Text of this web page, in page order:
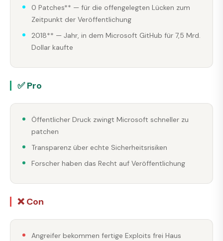
0 Patches** — für die offengelegten Lücken zum
Zeitpunkt der Veröffentlichung
2018** — Jahr, in dem Microsoft GitHub für 7,5 Mrd.
Dollar kaufte
✅ Pro
Öffentlicher Druck zwingt Microsoft schneller zu
patchen
Transparenz über echte Sicherheitsrisiken
Forscher haben das Recht auf Veröffentlichung
❌ Con
Angreifer bekommen fertige Exploits frei Haus